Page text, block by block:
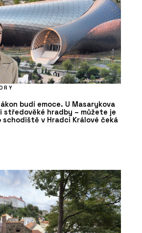
budí emoce. U Masarykova
středověké hradby – můžete je
v Hradci Králové čeká